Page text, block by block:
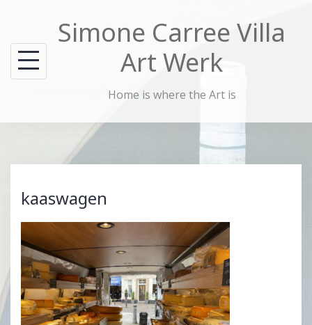
content
Simone Carree Villa
Art Werk
Home is where the Art is
kaaswagen